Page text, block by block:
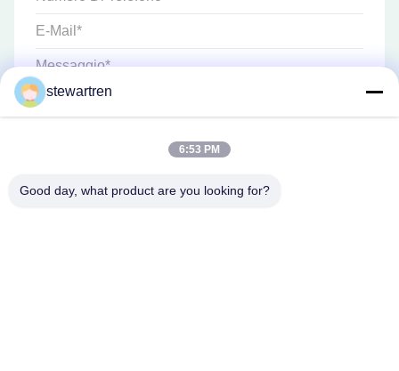
stewartren
6:53 PM
Good day, what product are you looking for?